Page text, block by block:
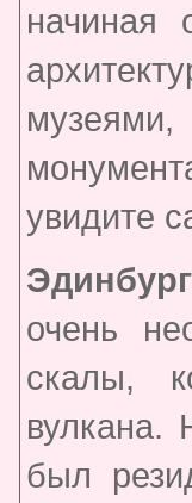
начиная
увидите
очень
скалы,
вулкана.
был